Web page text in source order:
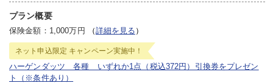
プラン概要
保険金額：1,000万円 （詳細を見る ）
ネット申込限定 キャンペーン実施中！
ハーゲンダッツ 各種 いずれか1点（税込372円）引換券をプレゼン
ト（※条件あり）